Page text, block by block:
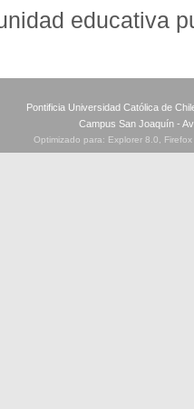
educativa
Pontificia Universidad Católica de
Campus San Joaquín -
Optimizado para: Explorer 8.0,